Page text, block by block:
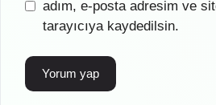
sitesiadım, e-posta adresim ve
tarayıcıya kaydedilsin.